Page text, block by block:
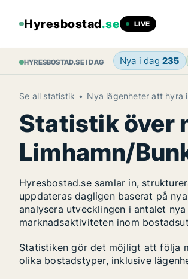
Hyresbostad.se LIVE
HYRESBOSTAD.SE I DAG Nya i dag 235
Se all statistik Nya lägenheter att hyra
Statistik över
Limhamn/
Hyresbostad.se samlar in,
uppdateras dagligen baserat på
analysera utvecklingen i antalet
marknadsaktiviteten inom
Statistiken gör det möjligt att följa
olika bostadstyper, inklusive